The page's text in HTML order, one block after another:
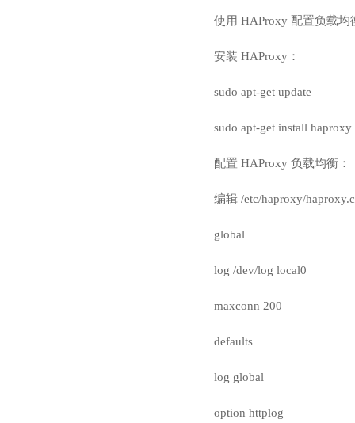
使用 HAProxy 配置负载均
安装 HAProxy：
sudo apt-get update
sudo apt-get install haproxy
配置 HAProxy 负载均衡：
编辑 /etc/haproxy/
global
log /dev/log local0
maxconn 200
defaults
log global
option httplog